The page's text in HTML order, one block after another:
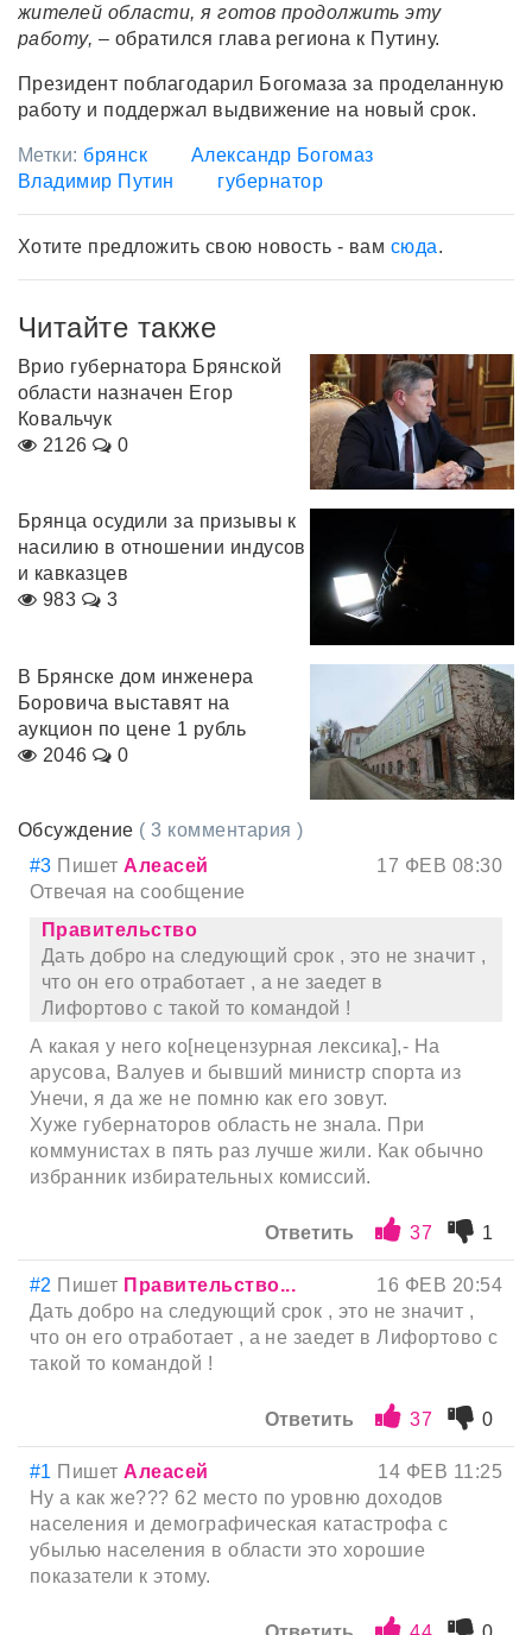
жителей области, я готов продолжить эту
работу, – обратился глава региона к Путину.
Президент поблагодарил Богомаза за проделанную
работу и поддержал выдвижение на новый срок.
Метки: брянск
Александр Богомаз
Владимир Путин
губернатор
Хотите предложить свою новость - вам сюда.
Читайте также
Врио губернатора Брянской
области назначен Егор
Ковальчук
2126
0
Брянца осудили за призывы к
насилию в отношении индусов
и кавказцев
983
3
В Брянске дом инженера
Боровича выставят на
аукцион по цене 1 рубль
2046
0
Обсуждение ( 3 комментария )
#3 Пишет Алеасей
17 ФЕВ 08:30
Отвечая на сообщение
Правительство
Дать добро на следующий срок , это не значит ,
что он его отработает , а не заедет в
Лифортово с такой то командой !
А какая у него ко[нецензурная лексика],- На
арусова, Валуев и бывший министр спорта из
Унечи, я да же не помню как его зовут.
Хуже губернаторов область не знала. При
коммунистах в пять раз лучше жили. Как обычно
избранник избирательных комиссий.
Ответить 37 1
#2 Пишет Правительство...
16 ФЕВ 20:54
Дать добро на следующий срок , это не значит ,
что он его отработает , а не заедет в Лифортово с
такой то командой !
Ответить 37 0
#1 Пишет Алеасей
14 ФЕВ 11:25
Ну а как же??? 62 место по уровню доходов
населения и демографическая катастрофа с
убылью населения в области это хорошие
показатели к этому.